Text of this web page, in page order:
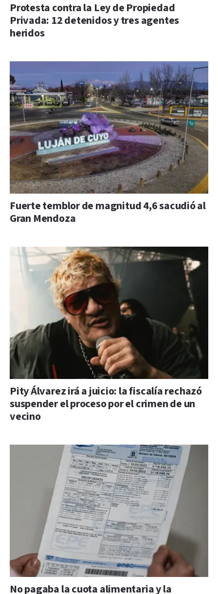
Protesta contra la Ley de Propiedad
Privada: 12 detenidos y tres agentes
heridos
Fuerte temblor de magnitud 4,6 sacudió al
Gran Mendoza
Pity Álvarez irá a juicio: la fiscalía rechazó
suspender el proceso por el crimen de un
vecino
No pagaba la cuota alimentaria y la